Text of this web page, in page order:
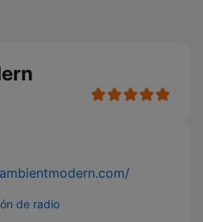
de radio